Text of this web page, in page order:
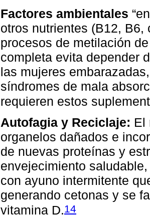
Factores ambientales
otros nutrientes (B12,
procesos de metilación
completa evita depender
las mujeres
síndromes de mala
requieren estos
Autofagia y Reciclaje: El
organelos dañados e
de nuevas proteínas y
envejecimiento
con ayuno intermitente
generando cetonas y se
vitamina D.14